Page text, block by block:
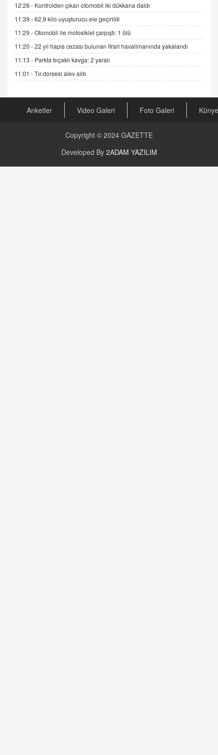
GÖNÜL MENEKŞE
Şifacının Yolu
04.11.2025 12:56
AV. RÜMEYSA ÖZKALE
Kira Uyuşmazlıklarında Dava Açmadan Önce
Arabulucuya Başvuru Şartı
CAN UĞURATEŞ
Değişen yapısıyla Suriye
GÜNLÜK BURÇ YORUMU
Günlük Burç Yorumu | 22 Kasım 2024: Koç,
12:26 - Kontrolden çıkan otomobil iki dükkana daldı
11:39 -62,9 kilo uyuşturucu ele geçirildi
11:29 -Otomobil ile motosiklet çarpıştı: 1 ölü
11:20 -22 yıl hapis cezası bulunan firari havalimanında yakalandı
11:13 - Parkta bıçaklı kavga: 2 yaralı
11:01 -Tır dorsesi alev aldı
Anketler Video Galeri Foto Galeri Künye
Copyright © 2024 GAZETTE
Developed By 2ADAM YAZILIM